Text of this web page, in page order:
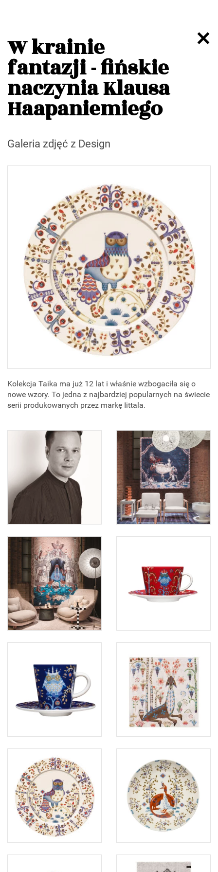
W krainie
fantazji - fińskie
naczynia Klausa
Haapaniemiego
Galeria zdjęć z Design
Kolekcja Taika ma już 12 lat i właśnie wzbogaciła się o
nowe wzory. To jedna z najbardziej popularnych na świecie
serii produkowanych przez markę Iittala.